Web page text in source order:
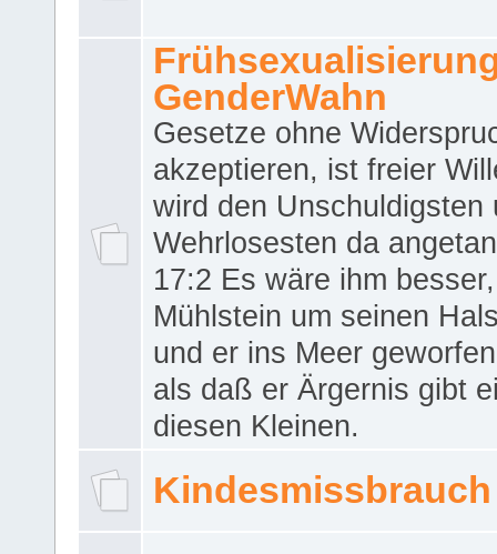
GenderWahn
Gesetze ohne
akzeptieren, ist freier
wird den Unschuldigsten
Wehrlosesten da
17:2 Es wäre ihm
Mühlstein um seinen
und er ins Meer
als daß er Ärgernis gibt
diesen Kleinen.
Kindesmissbrauch